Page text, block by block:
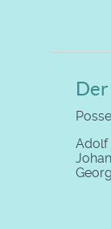
Adolf
Georg